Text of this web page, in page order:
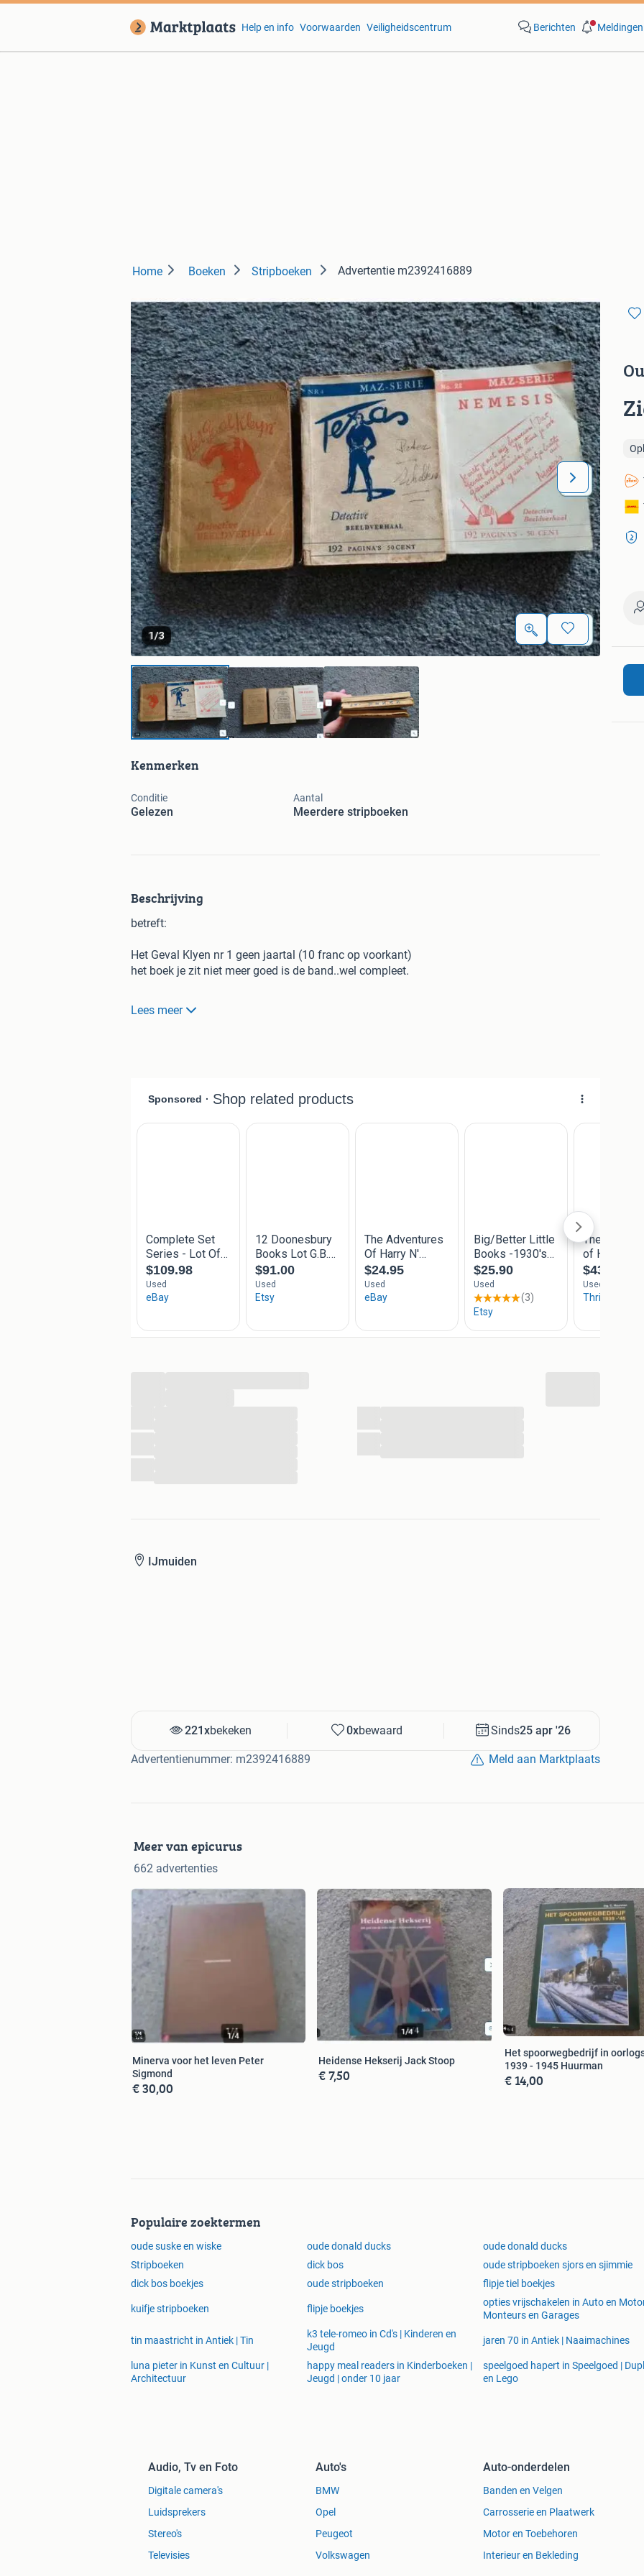
Help en info Voorwaarden Veiligheidscentrum Berichten Meldingen
Home Boeken Stripboeken Advertentie m2392416889
1/3
Kenmerken
Conditie
Gelezen
Aantal
Meerdere stripboeken
Beschrijving
betreft:
Het Geval Klyen nr 1 geen jaartal (10 franc op voorkant)
het boek je zit niet meer goed is de band..wel compleet.
nr 4 Maz serie Texas naam op voorblad.
Lees meer
IJmuiden
221xbekeken 0xbewaard Sinds25 apr '26
Advertentienummer: m2392416889 Meld aan Marktplaats
Meer van epicurus
662 advertenties
Minerva voor het leven Peter
Sigmond
€ 30,00
Heidense Hekserij Jack Stoop
€ 7,50
Het spoorwegbedrijf in
1939 - 1945 Huurman
€ 14,00
Populaire zoektermen
oude suske en wiske oude donald ducks oude donald ducks
Stripboeken
dick bos oude stripboeken sjors en sjimmie
dick bos boekjes
oude stripboeken flipje tiel boekjes
kuifje stripboeken flipje boekjes
opties vrijschakelen in Auto en
Monteurs en Garages
tin maastricht in Antiek | Tin
k3 tele-romeo in Cd's | Kinderen en
Jeugd
jaren 70 in Antiek | Naaimachines
luna pieter in Kunst en Cultuur |
Architectuur
happy meal readers in Kinderboeken |
Jeugd | onder 10 jaar
speelgoed hapert in Speelgoed |
en Lego
Audio, Tv en Foto
Digitale camera's
Luidsprekers
Stereo's
Televisies
Auto's
BMW
Opel
Peugeot
Volkswagen
Auto-onderdelen
Banden en Velgen
Carrosserie en Plaatwerk
Motor en Toebehoren
Interieur en Bekleding